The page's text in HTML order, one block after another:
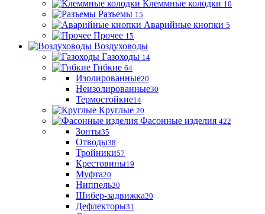
Клеммные колодки 10
Разъемы 15
Аварийные кнопки 5
Прочее 15
Воздуховоды
Газоходы 14
Гибкие 64
Изолированные20
Неизолированные30
Термостойкие14
Круглые 20
Фасонные изделия 422
Зонты35
Отводы38
Тройники57
Крестовины19
Муфта20
Ниппель20
Шибер-задвижка20
Дефлекторы31